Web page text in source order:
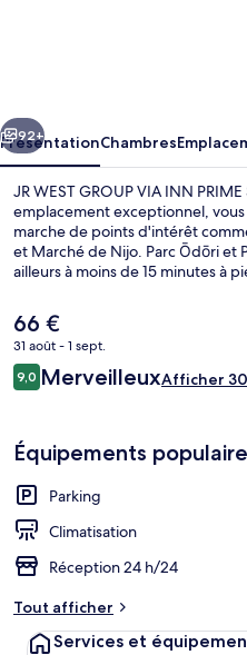
INN
PRIME
SAPPORO
ODORI
Suivant
92+
PrésentationChambres
JR WEST GROUP VIA INN
emplacement exceptionnel,
marche de points d'intérêt
et Marché de Nijo. Parc Ōdōri et
ailleurs à moins de 15 minutes à
courte distance à pied : Arrêt de
Station Odori, à 3 min.
Le
prix
actuel
est
66 €
31 août - 1 sept.
Avis
voyageurs
9,09,0 sur 10
MerveilleuxAfficher
Équipements
Parking
Climatisation
Réception 24 h/24
Tout afficher
Services et